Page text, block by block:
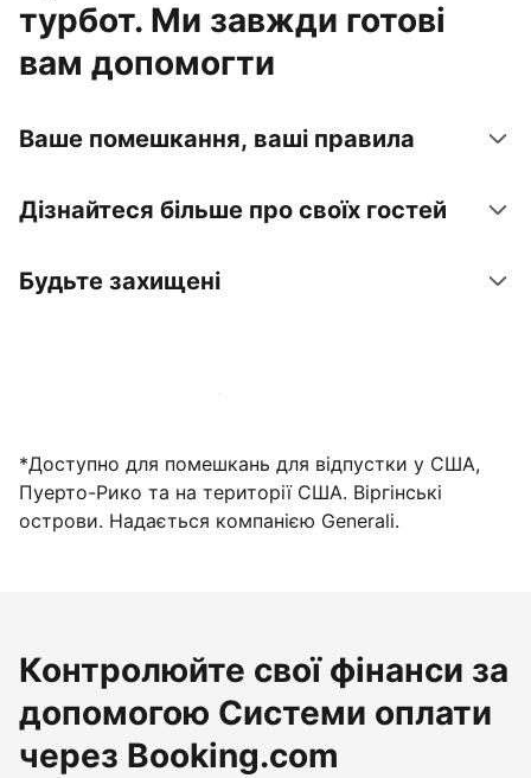
турбот. Ми завжди готові
вам допомогти
Ваше помешкання, ваші правила
Дізнайтеся більше про своїх гостей
Будьте захищені
Зареєструвати помешкання вже зараз
*Доступно для помешкань для відпустки у США,
Пуерто-Рико та на території США. Віргінські
острови. Надається компанією Generali.
Контролюйте свої фінанси за
допомогою Системи оплати
через Booking.com